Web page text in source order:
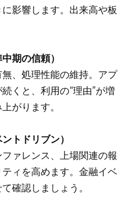
影響します。出来高や板
期の信頼）
、処理性能の維持。アプ
くと、利用の“理由”が増
がります。
トドリブン）
ァレンス、上場関連の報
ィを高めます。金融イベ
確認しましょう。